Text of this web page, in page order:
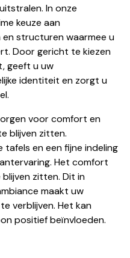
In onze
keuze aan
structuren waarmee u
Door gericht te kiezen
geeft u uw
identiteit en zorgt u
voor comfort en
blijven zitten.
en een fijne indeling
Het comfort
zitten. Dit in
maakt uw
verblijven. Het kan
positief beïnvloeden.